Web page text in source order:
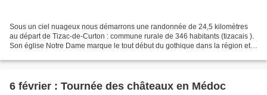
Sous un ciel nuageux nous démarrons une randonnée de 24,5 kilomètres
au départ de Tizac-de-Curton : commune rurale de 346 habitants (tizacais ).
Son église Notre Dame marque le tout début du gothique dans la région et
6 février : Tournée des châteaux en Médoc